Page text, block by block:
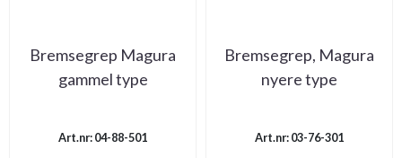
Bremsegrep Magura
gammel type
Art.nr: 04-88-501
Bremsegrep, Magura
nyere type
Art.nr: 03-76-301